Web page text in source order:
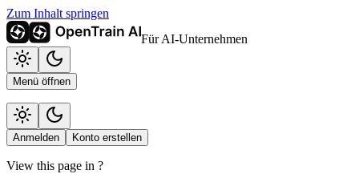
Zum Inhalt springen
Für AI-Unternehmen
Menü öffnen
Anmelden Konto erstellen
View this page in ?